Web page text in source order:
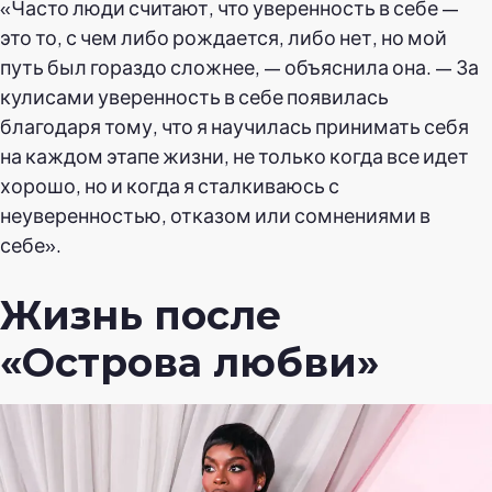
«Часто люди считают, что уверенность в себе —
это то, с чем либо рождается, либо нет, но мой
путь был гораздо сложнее, — объяснила она. — За
кулисами уверенность в себе появилась
благодаря тому, что я научилась принимать себя
на каждом этапе жизни, не только когда все идет
хорошо, но и когда я сталкиваюсь с
неуверенностью, отказом или сомнениями в
себе».
Жизнь после
«Острова любви»